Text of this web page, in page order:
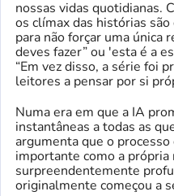
nossas vidas quotidianas.
os clímax das histórias
para não forçar uma única
deves fazer” ou 'esta é a
“Em vez disso, a série foi
leitores a pensar por si
Numa era em que a IA
instantâneas a todas as
argumenta que o
importante como a própria
surpreendentemente
originalmente começou a